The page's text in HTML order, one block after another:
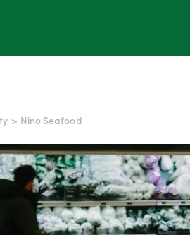
> Nino Seafood